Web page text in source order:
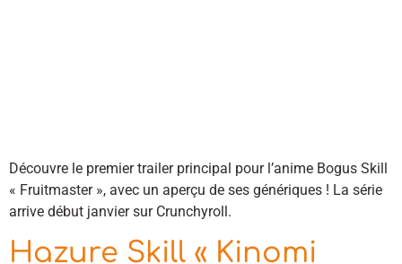
Découvre le premier trailer principal pour l’anime Bogus Skill
« Fruitmaster », avec un aperçu de ses génériques ! La série
arrive début janvier sur Crunchyroll.
Hazure Skill « Kinomi